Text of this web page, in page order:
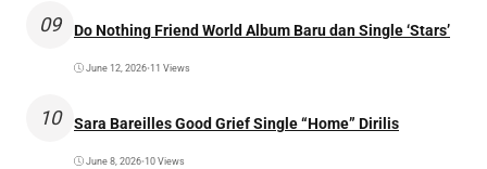
09 Do Nothing Friend World Album Baru dan Single ‘Stars’
June 12, 2026•11 Views
10 Sara Bareilles Good Grief Single “Home” Dirilis
June 8, 2026•10 Views